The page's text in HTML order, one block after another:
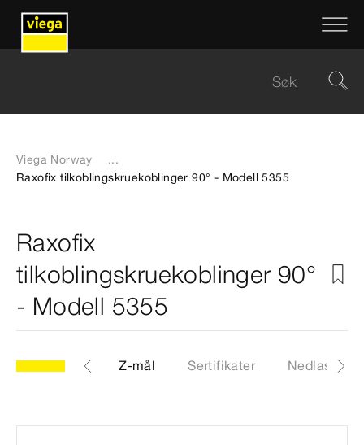
Viega Norway
...
Raxofix tilkoblingskruekoblinger 90° - Modell 5355
Raxofix
tilkoblingskruekoblinger 90°
- Modell 5355
CAD-filer Z-mål Sertifikater